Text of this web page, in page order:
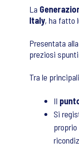
La
Italy, ha fatto
Presentata
preziosi
Tra le
Il
Si